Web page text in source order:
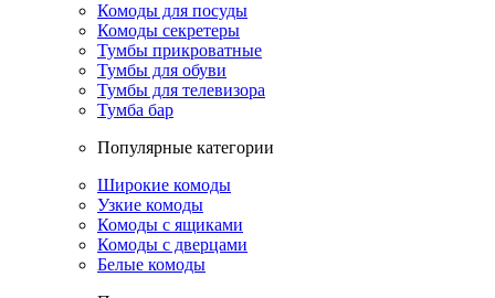
Комоды для посуды
Комоды секретеры
Тумбы прикроватные
Тумбы для обуви
Тумбы для телевизора
Тумба бар
Популярные категории
Широкие комоды
Узкие комоды
Комоды с ящиками
Комоды с дверцами
Белые комоды